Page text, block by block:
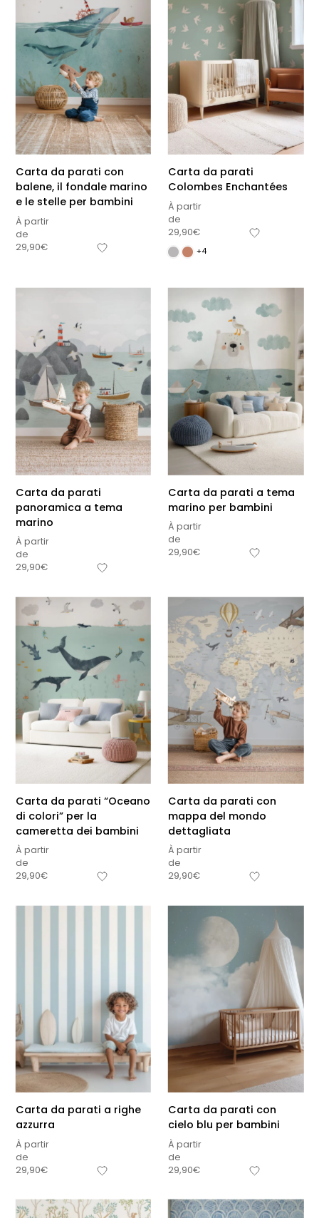
Carta da parati con
balene, il fondale marino
e le stelle per bambini
À partir
de
29,90€
Carta da parati
Colombes Enchantées
À partir
de
29,90€
+4
Carta da parati
panoramica a tema
marino
À partir
de
29,90€
Carta da parati a tema
marino per bambini
À partir
de
29,90€
Carta da parati “Oceano
di colori” per la
cameretta dei bambini
À partir
de
29,90€
Carta da parati con
mappa del mondo
dettagliata
À partir
de
29,90€
Carta da parati a righe
azzurra
À partir
de
29,90€
Carta da parati con
cielo blu per bambini
À partir
de
29,90€